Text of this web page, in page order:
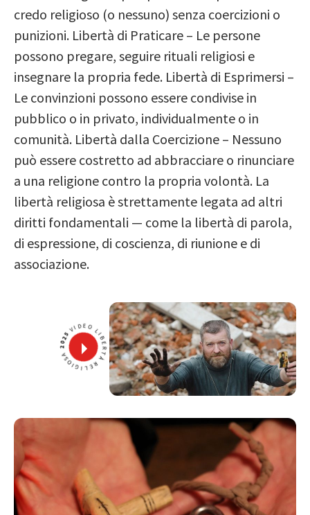
credo religioso (o nessuno) senza coercizioni o
punizioni. Libertà di Praticare – Le persone
possono pregare, seguire rituali religiosi e
insegnare la propria fede. Libertà di Esprimersi –
Le convinzioni possono essere condivise in
pubblico o in privato, individualmente o in
comunità. Libertà dalla Coercizione – Nessuno
può essere costretto ad abbracciare o rinunciare
a una religione contro la propria volontà. La
libertà religiosa è strettamente legata ad altri
diritti fondamentali — come la libertà di parola,
di espressione, di coscienza, di riunione e di
associazione.
VIDEO LIBERTÀ RELIGIOSA
2025